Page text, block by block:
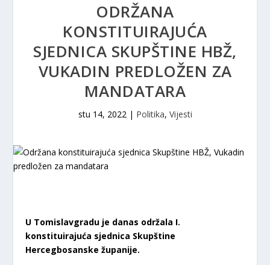
ODRŽANA
KONSTITUIRAJUĆA
SJEDNICA SKUPŠTINE HBŽ,
VUKADIN PREDLOŽEN ZA
MANDATARA
stu 14, 2022| Politika, Vijesti
U Tomislavgradu je danas održala I.
konstituirajuća sjednica Skupštine
Hercegbosanske županije.